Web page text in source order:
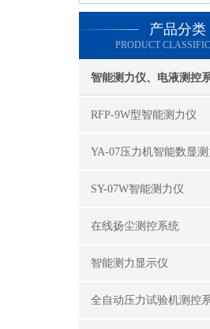
产品分类
PRODUCT
智能测力仪、电液测控
RFP-9W型智能测力仪
YA-07压力机智能数显
SY-07W智能测力仪
在线扬尘测控系统
智能测力显示仪
全自动压力试验机测控